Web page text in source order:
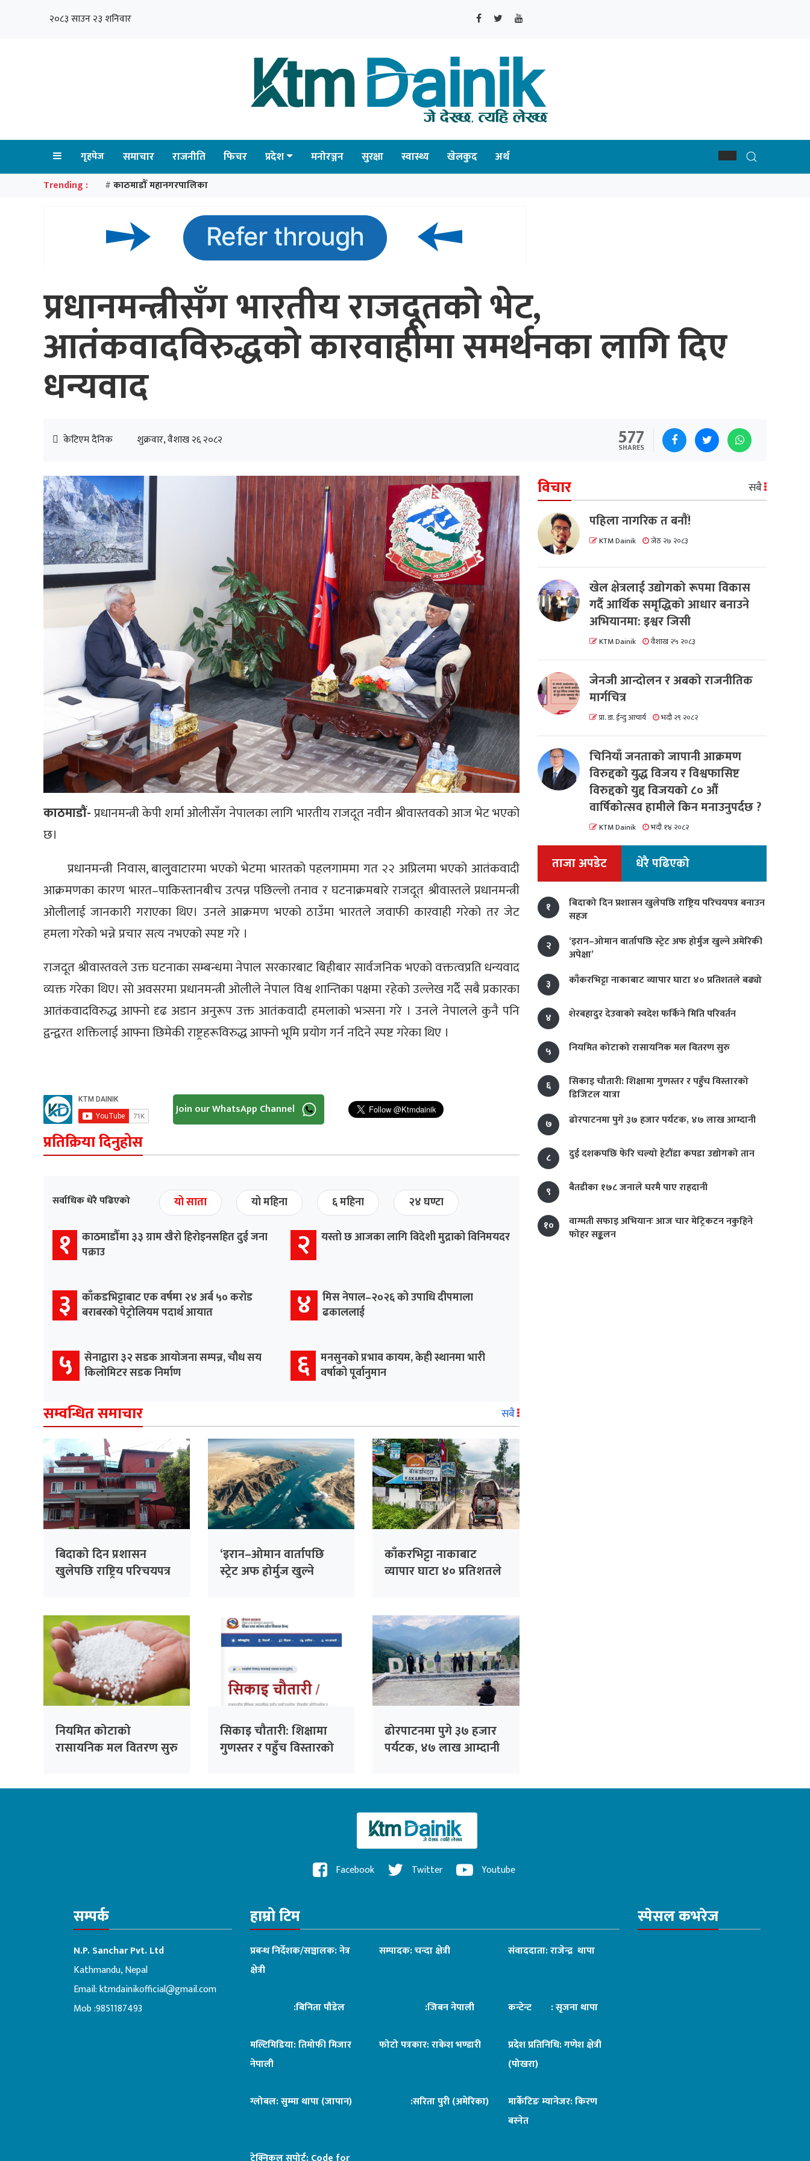
२०८३ साउन २३ शनिवार
गृहपेज समाचार राजनीति फिचर प्रदेश मनोरञ्जन सुरक्षा स्वास्थ्य खेलकुद अर्थ
Trending : # काठमाडौँ महानगरपालिका
प्रधानमन्त्रीसँग भारतीय राजदूतको भेट,
आतंकवादविरुद्धको कारवाहीमा समर्थनका लागि दिए
धन्यवाद
केटिएम दैनिक शुक्रवार, वैशाख २६ २०८२ 577
SHARES
काठमाडौं-प्रधानमन्त्री केपी शर्मा ओलीसँग नेपालका लागि भारतीय राजदूत नवीन श्रीवास्तवको आज भेट भएको
छ।
प्रधानमन्त्री निवास, बालुुवाटारमा भएको भेटमा भारतको पहलगाममा गत २२ अप्रिलमा भएको आतंकवादी
आक्रमणका कारण भारत–पाकिस्तानबीच उत्पन्न पछिल्लो तनाव र घटनाक्रमबारे राजदूत श्रीवास्तले प्रधानमन्त्री
ओलीलाई जानकारी गराएका थिए। उनले आक्रमण भएको ठाउँमा भारतले जवाफी कारवाही गरेको तर जेट
हमला गरेको भन्ने प्रचार सत्य नभएको स्पष्ट गरे ।
राजदूत श्रीवास्तवले उक्त घटनाका सम्बन्धमा नेपाल सरकारबाट बिहीबार सार्वजनिक भएको वक्तत्वप्रति धन्यवाद
व्यक्त गरेका थिए। सो अवसरमा प्रधानमन्त्री ओलीले नेपाल विश्व शान्तिका पक्षमा रहेको उल्लेख गर्दै सबै प्रकारका
आतंकवादविरुद्ध आफ्नो दृढ अडान अनुरूप उक्त आतंकवादी हमलाको भत्र्सना गरे । उनले नेपालले कुनै पनि
द्वन्द्वरत शक्तिलाई आफ्ना छिमेकी राष्ट्रहरूविरुद्ध आफ्नो भूमि प्रयोग गर्न नदिने स्पष्ट गरेका थिए ।
Join our WhatsApp Channel
प्रतिक्रिया दिनुहोस
सर्वाधिक धेरै पढिएको यो साता यो महिना ६ महिना २४ घण्टा
१
काठमाडौँमा ३३ ग्राम खैरो हिरोइनसहित दुई जना
पक्राउ
२ यस्तो छ आजका लागि विदेशी मुद्राको विनिमयदर
३
काँकडभिट्टाबाट एक वर्षमा २४ अर्ब ५० करोड
बराबरको पेट्रोलियम पदार्थ आयात
४
मिस नेपाल–२०२६ को उपाधि दीपमाला
ढकाललाई
५
सेनाद्वारा ३२ सडक आयोजना सम्पन्न, चौध सय
किलोमिटर सडक निर्माण
६ मनसुनको प्रभाव कायम, केही स्थानमा भारी
वर्षाको पूर्वानुमान
सम्वन्धित समाचार सबै
बिदाको दिन प्रशासन
खुलेपछि राष्ट्रिय परिचयपत्र
‘इरान–ओमान वार्तापछि
स्ट्रेट अफ होर्मुज खुल्ने
काँकरभिट्टा नाकाबाट
व्यापार घाटा ४० प्रतिशतले
नियमित कोटाको
रासायनिक मल वितरण सुरु
सिकाइ चौतारी: शिक्षामा
गुणस्तर र पहुँच विस्तारको
ढोरपाटनमा पुगे ३७ हजार
पर्यटक, ४७ लाख आम्दानी
विचार सबै
पहिला नागरिक त बनाैं!
KTM Dainik जेठ २७ २०८३
खेल क्षेत्रलाई उद्योगको रूपमा विकास
गर्दै आर्थिक समृद्धिको आधार बनाउने
अभियानमा: इश्वर जिसी
KTM Dainik वैशाख २५ २०८३
जेनजी आन्दोलन र अबको राजनीतिक
मार्गचित्र
प्रा. डा. ईन्दु आचार्य भदौ २९ २०८२
चिनियाँ जनताको जापानी आक्रमण
विरुद्दको युद्ध विजय र विश्वफासिष्ट
विरुद्दको युद्द विजयको ८० औं
वार्षिकोत्सव हामीले किन मनाउनुपर्दछ ?
KTM Dainik भदौ १४ २०८२
ताजा अपडेट धेरै पढिएको
१
बिदाको दिन प्रशासन खुलेपछि राष्ट्रिय परिचयपत्र बनाउन
सहज
२
‘इरान–ओमान वार्तापछि स्ट्रेट अफ होर्मुज खुल्ने अमेरिकी
अपेक्षा’
३
काँकरभिट्टा नाकाबाट व्यापार घाटा ४० प्रतिशतले बढ्यो
४ शेरबहादुर देउवाको स्वदेश फर्किने मिति परिवर्तन
५ नियमित कोटाको रासायनिक मल वितरण सुरु
६
सिकाइ चौतारी: शिक्षामा गुणस्तर र पहुँच विस्तारको
डिजिटल यात्रा
७
ढोरपाटनमा पुगे ३७ हजार पर्यटक, ४७ लाख आम्दानी
८ दुई दशकपछि फेरि चल्यो हेटौंडा कपडा उद्योगको तान
९ बैतडीका १७८ जनाले घरमै पाए राहदानी
१०
वाग्मती सफाइ अभियानः आज चार मेट्रिकटन नकुहिने
फोहर सङ्कलन
Facebook Twitter Youtube
सम्पर्क
N.P. Sanchar Pvt. Ltd
Kathmandu, Nepal
Email:ktmdainikofficial@gmail.com
Mob :9851187493
हाम्रो टिम
प्रबन्ध निर्देशक/सञ्चालक: नेत्र
क्षेत्री
सम्पादक: चन्दा क्षेत्री संवाददाता: राजेन्द्र थापा
:बिनिता पौडेल :जिबन नेपाली कन्टेन्ट : सृजना थापा
मल्टिमिडिया: तिमोफी मिजार
नेपाली
फोटो पत्रकार: राकेश भण्डारी
प्रदेश प्रतिनिधि: गणेश क्षेत्री
(पोखरा)
ग्लोबल: सुम्मा थापा (जापान) :सरिता पुरी (अमेरिका)
मार्केटिङ म्यानेजर: किरण
बस्नेत
स्पेसल कभरेज